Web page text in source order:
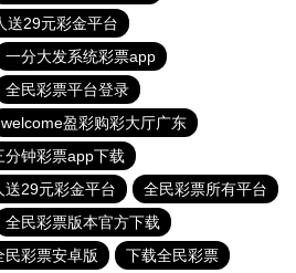
送29元彩金平台
一分大发系统彩票app
全民彩票平台登录
welcome盈彩购彩大厅广东
分钟彩票app下载
送29元彩金平台
全民彩票所有平台
全民彩票版本官方下载
民彩票安卓版 下载全民彩票